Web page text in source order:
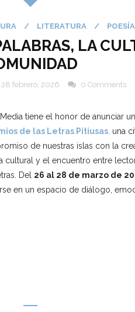
/ LITERATURA / POESÍA
LA
28 febrero, 2026 0 Comments
tiene el honor de anunciar
de las Letras Pitiusas una
de nuestras islas con la
cultural y el encuentro entre
Del 26 al 28 de marzo de
en un espacio de diálogo,